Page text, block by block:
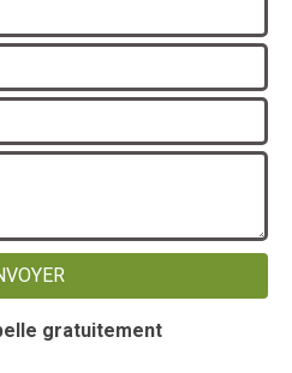
gratuitement